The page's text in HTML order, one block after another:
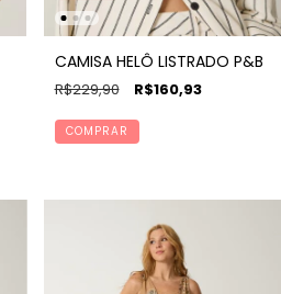
CAMISA HELÔ LISTRADO P&B
R$229,90 R$160,93
COMPRAR